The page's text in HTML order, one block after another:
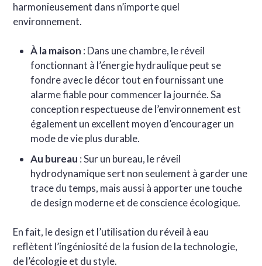
harmonieusement dans n’importe quel
environnement.
À la maison : Dans une chambre, le réveil
fonctionnant à l’énergie hydraulique peut se
fondre avec le décor tout en fournissant une
alarme fiable pour commencer la journée. Sa
conception respectueuse de l’environnement est
également un excellent moyen d’encourager un
mode de vie plus durable.
Au bureau : Sur un bureau, le réveil
hydrodynamique sert non seulement à garder une
trace du temps, mais aussi à apporter une touche
de design moderne et de conscience écologique.
En fait, le design et l’utilisation du réveil à eau
reflètent l’ingéniosité de la fusion de la technologie,
de l’écologie et du style.